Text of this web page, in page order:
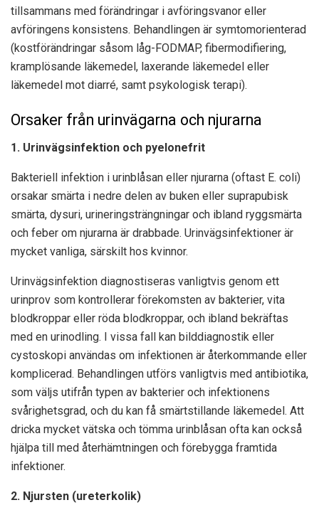
tillsammans med förändringar i avföringsvanor eller
avföringens konsistens. Behandlingen är symtomorienterad
(kostförändringar såsom låg-FODMAP, fibermodifiering,
kramplösande läkemedel, laxerande läkemedel eller
läkemedel mot diarré, samt psykologisk terapi).
Orsaker från urinvägarna och njurarna
1. Urinvägsinfektion och pyelonefrit
Bakteriell infektion i urinblåsan eller njurarna (oftast E. coli)
orsakar smärta i nedre delen av buken eller suprapubisk
smärta, dysuri, urineringsträngningar och ibland ryggsmärta
och feber om njurarna är drabbade. Urinvägsinfektioner är
mycket vanliga, särskilt hos kvinnor.
Urinvägsinfektion diagnostiseras vanligtvis genom ett
urinprov som kontrollerar förekomsten av bakterier, vita
blodkroppar eller röda blodkroppar, och ibland bekräftas
med en urinodling. I vissa fall kan bilddiagnostik eller
cystoskopi användas om infektionen är återkommande eller
komplicerad. Behandlingen utförs vanligtvis med antibiotika,
som väljs utifrån typen av bakterier och infektionens
svårighetsgrad, och du kan få smärtstillande läkemedel. Att
dricka mycket vätska och tömma urinblåsan ofta kan också
hjälpa till med återhämtningen och förebygga framtida
infektioner.
2. Njursten (ureterkolik)